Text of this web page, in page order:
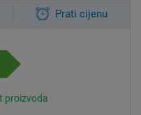
(montažu vrši naš
Vašem području)
Prati cijenu
proizvoda